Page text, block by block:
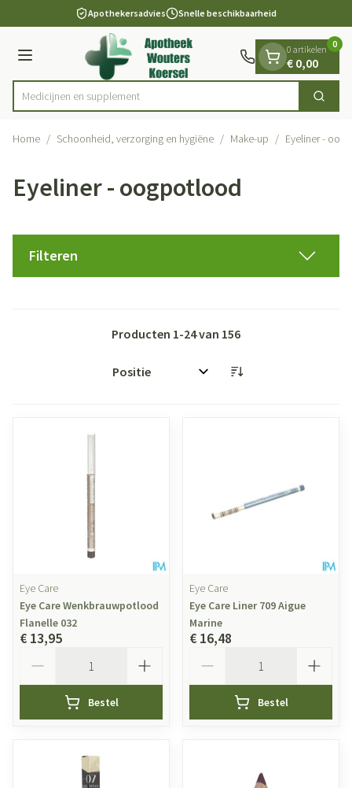
Ga naar de inhoudApothekersadvies Snelle beschikbaarheid
Menu
Product, merk, categorie...
Medicijn Zoek
0 artikelen
€ 0,00
0
Home / Schoonheid, verzorging en hygiëne / Make-up / Eyeliner -
Eyeliner - oogpotlood
Filteren
Producten 1-24van 156
Sorteer op:
Eye Care
Eye Care Wenkbrauwpotlood
Flanelle 032
€ 13,95
Bestel
Eye Care
Eye Care Liner 709 Aigue
Marine
€ 16,48
Bestel